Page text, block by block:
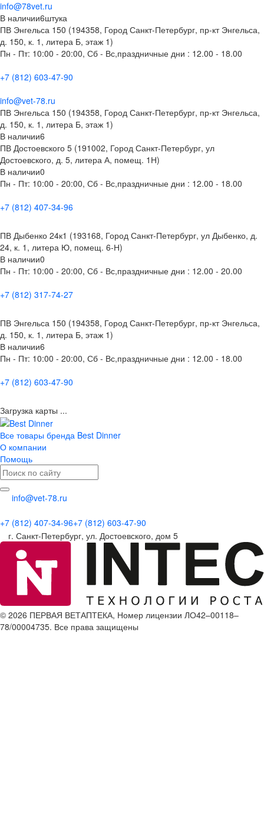
info@78vet.ru
В наличии6штука
ПВ Энгельса 150 (194358, Город Санкт-Петербург, пр-кт Энгельса,
д. 150, к. 1, литера Б, этаж 1)
Пн - Пт: 10:00 - 20:00, Сб - Вс,праздничные дни : 12.00 - 18.00
+7 (812) 603-47-90
info@vet-78.ru
ПВ Энгельса 150 (194358, Город Санкт-Петербург, пр-кт Энгельса,
д. 150, к. 1, литера Б, этаж 1)
В наличии6
ПВ Достоевского 5 (191002, Город Санкт-Петербург, ул
Достоевского, д. 5, литера А, помещ. 1Н)
В наличии0
Пн - Пт: 10:00 - 20:00, Сб - Вс,праздничные дни : 12.00 - 18.00
+7 (812) 407-34-96
ПВ Дыбенко 24к1 (193168, Город Санкт-Петербург, ул Дыбенко, д.
24, к. 1, литера Ю, помещ. 6-Н)
В наличии0
Пн - Пт: 10:00 - 20:00, Сб - Вс,праздничные дни : 12.00 - 20.00
+7 (812) 317-74-27
ПВ Энгельса 150 (194358, Город Санкт-Петербург, пр-кт Энгельса,
д. 150, к. 1, литера Б, этаж 1)
В наличии6
Пн - Пт: 10:00 - 20:00, Сб - Вс,праздничные дни : 12.00 - 18.00
+7 (812) 603-47-90
Загрузка карты ...
Все товары бренда Best Dinner
О компании
Помощь
info@vet-78.ru
+7 (812) 407-34-96+7 (812) 603-47-90
г. Санкт-Петербург, ул. Достоевского, дом 5
© 2026 ПЕРВАЯ ВЕТАПТЕКА, Номер лицензии ЛО42–00118–
78/00004735. Все права защищены